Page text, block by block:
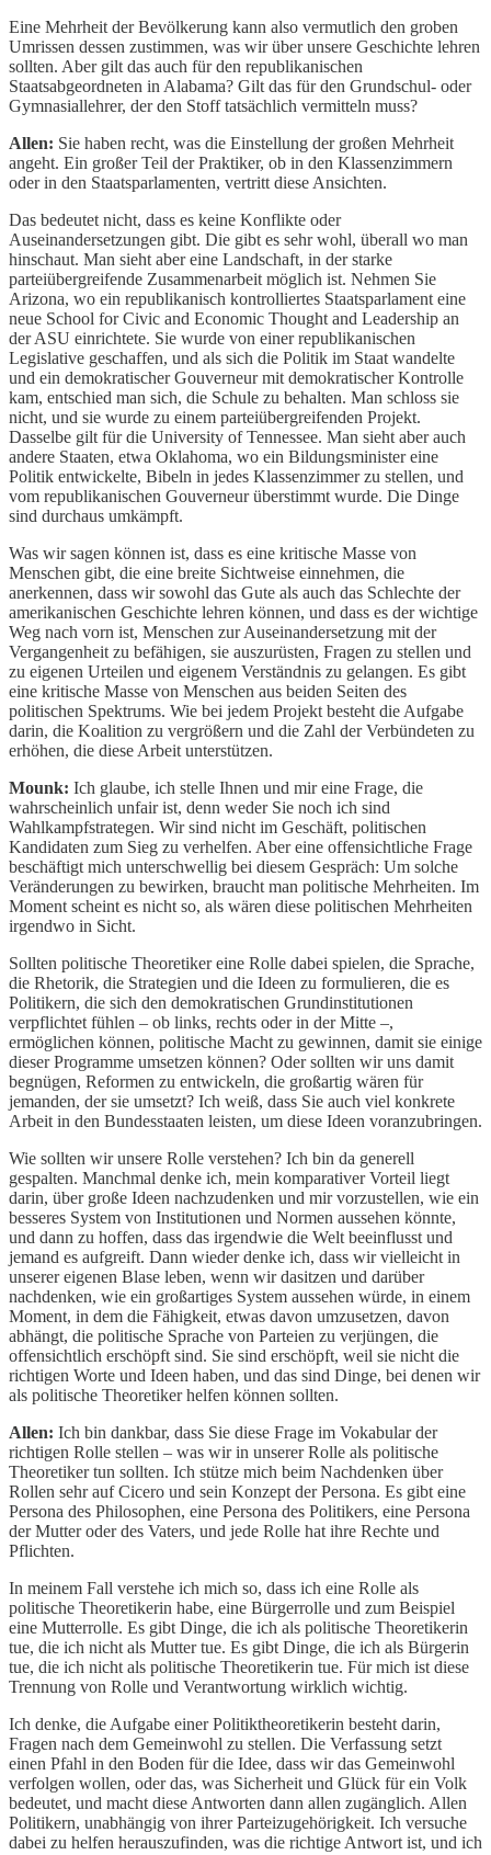
Eine Mehrheit der Bevölkerung kann also vermutlich den groben
Umrissen dessen zustimmen, was wir über unsere Geschichte lehren
sollten. Aber gilt das auch für den republikanischen
Staatsabgeordneten in Alabama? Gilt das für den Grundschul- oder
Gymnasiallehrer, der den Stoff tatsächlich vermitteln muss?
Allen: Sie haben recht, was die Einstellung der großen Mehrheit
angeht. Ein großer Teil der Praktiker, ob in den Klassenzimmern
oder in den Staatsparlamenten, vertritt diese Ansichten.
Das bedeutet nicht, dass es keine Konflikte oder
Auseinandersetzungen gibt. Die gibt es sehr wohl, überall wo man
hinschaut. Man sieht aber eine Landschaft, in der starke
parteiübergreifende Zusammenarbeit möglich ist. Nehmen Sie
Arizona, wo ein republikanisch kontrolliertes Staatsparlament eine
neue School for Civic and Economic Thought and Leadership an
der ASU einrichtete. Sie wurde von einer republikanischen
Legislative geschaffen, und als sich die Politik im Staat wandelte
und ein demokratischer Gouverneur mit demokratischer Kontrolle
kam, entschied man sich, die Schule zu behalten. Man schloss sie
nicht, und sie wurde zu einem parteiübergreifenden Projekt.
Dasselbe gilt für die University of Tennessee. Man sieht aber auch
andere Staaten, etwa Oklahoma, wo ein Bildungsminister eine
Politik entwickelte, Bibeln in jedes Klassenzimmer zu stellen, und
vom republikanischen Gouverneur überstimmt wurde. Die Dinge
sind durchaus umkämpft.
Was wir sagen können ist, dass es eine kritische Masse von
Menschen gibt, die eine breite Sichtweise einnehmen, die
anerkennen, dass wir sowohl das Gute als auch das Schlechte der
amerikanischen Geschichte lehren können, und dass es der wichtige
Weg nach vorn ist, Menschen zur Auseinandersetzung mit der
Vergangenheit zu befähigen, sie auszurüsten, Fragen zu stellen und
zu eigenen Urteilen und eigenem Verständnis zu gelangen. Es gibt
eine kritische Masse von Menschen aus beiden Seiten des
politischen Spektrums. Wie bei jedem Projekt besteht die Aufgabe
darin, die Koalition zu vergrößern und die Zahl der Verbündeten zu
erhöhen, die diese Arbeit unterstützen.
Mounk: Ich glaube, ich stelle Ihnen und mir eine Frage, die
wahrscheinlich unfair ist, denn weder Sie noch ich sind
Wahlkampfstrategen. Wir sind nicht im Geschäft, politischen
Kandidaten zum Sieg zu verhelfen. Aber eine offensichtliche Frage
beschäftigt mich unterschwellig bei diesem Gespräch: Um solche
Veränderungen zu bewirken, braucht man politische Mehrheiten. Im
Moment scheint es nicht so, als wären diese politischen Mehrheiten
irgendwo in Sicht.
Sollten politische Theoretiker eine Rolle dabei spielen, die Sprache,
die Rhetorik, die Strategien und die Ideen zu formulieren, die es
Politikern, die sich den demokratischen Grundinstitutionen
verpflichtet fühlen – ob links, rechts oder in der Mitte –,
ermöglichen können, politische Macht zu gewinnen, damit sie einige
dieser Programme umsetzen können? Oder sollten wir uns damit
begnügen, Reformen zu entwickeln, die großartig wären für
jemanden, der sie umsetzt? Ich weiß, dass Sie auch viel konkrete
Arbeit in den Bundesstaaten leisten, um diese Ideen voranzubringen.
Wie sollten wir unsere Rolle verstehen? Ich bin da generell
gespalten. Manchmal denke ich, mein komparativer Vorteil liegt
darin, über große Ideen nachzudenken und mir vorzustellen, wie ein
besseres System von Institutionen und Normen aussehen könnte,
und dann zu hoffen, dass das irgendwie die Welt beeinflusst und
jemand es aufgreift. Dann wieder denke ich, dass wir vielleicht in
unserer eigenen Blase leben, wenn wir dasitzen und darüber
nachdenken, wie ein großartiges System aussehen würde, in einem
Moment, in dem die Fähigkeit, etwas davon umzusetzen, davon
abhängt, die politische Sprache von Parteien zu verjüngen, die
offensichtlich erschöpft sind. Sie sind erschöpft, weil sie nicht die
richtigen Worte und Ideen haben, und das sind Dinge, bei denen wir
als politische Theoretiker helfen können sollten.
Allen: Ich bin dankbar, dass Sie diese Frage im Vokabular der
richtigen Rolle stellen – was wir in unserer Rolle als politische
Theoretiker tun sollten. Ich stütze mich beim Nachdenken über
Rollen sehr auf Cicero und sein Konzept der Persona. Es gibt eine
Persona des Philosophen, eine Persona des Politikers, eine Persona
der Mutter oder des Vaters, und jede Rolle hat ihre Rechte und
Pflichten.
In meinem Fall verstehe ich mich so, dass ich eine Rolle als
politische Theoretikerin habe, eine Bürgerrolle und zum Beispiel
eine Mutterrolle. Es gibt Dinge, die ich als politische Theoretikerin
tue, die ich nicht als Mutter tue. Es gibt Dinge, die ich als Bürgerin
tue, die ich nicht als politische Theoretikerin tue. Für mich ist diese
Trennung von Rolle und Verantwortung wirklich wichtig.
Ich denke, die Aufgabe einer Politiktheoretikerin besteht darin,
Fragen nach dem Gemeinwohl zu stellen. Die Verfassung setzt
einen Pfahl in den Boden für die Idee, dass wir das Gemeinwohl
verfolgen wollen, oder das, was Sicherheit und Glück für ein Volk
bedeutet, und macht diese Antworten dann allen zugänglich. Allen
Politikern, unabhängig von ihrer Parteizugehörigkeit. Ich versuche
dabei zu helfen herauszufinden, was die richtige Antwort ist, und ich